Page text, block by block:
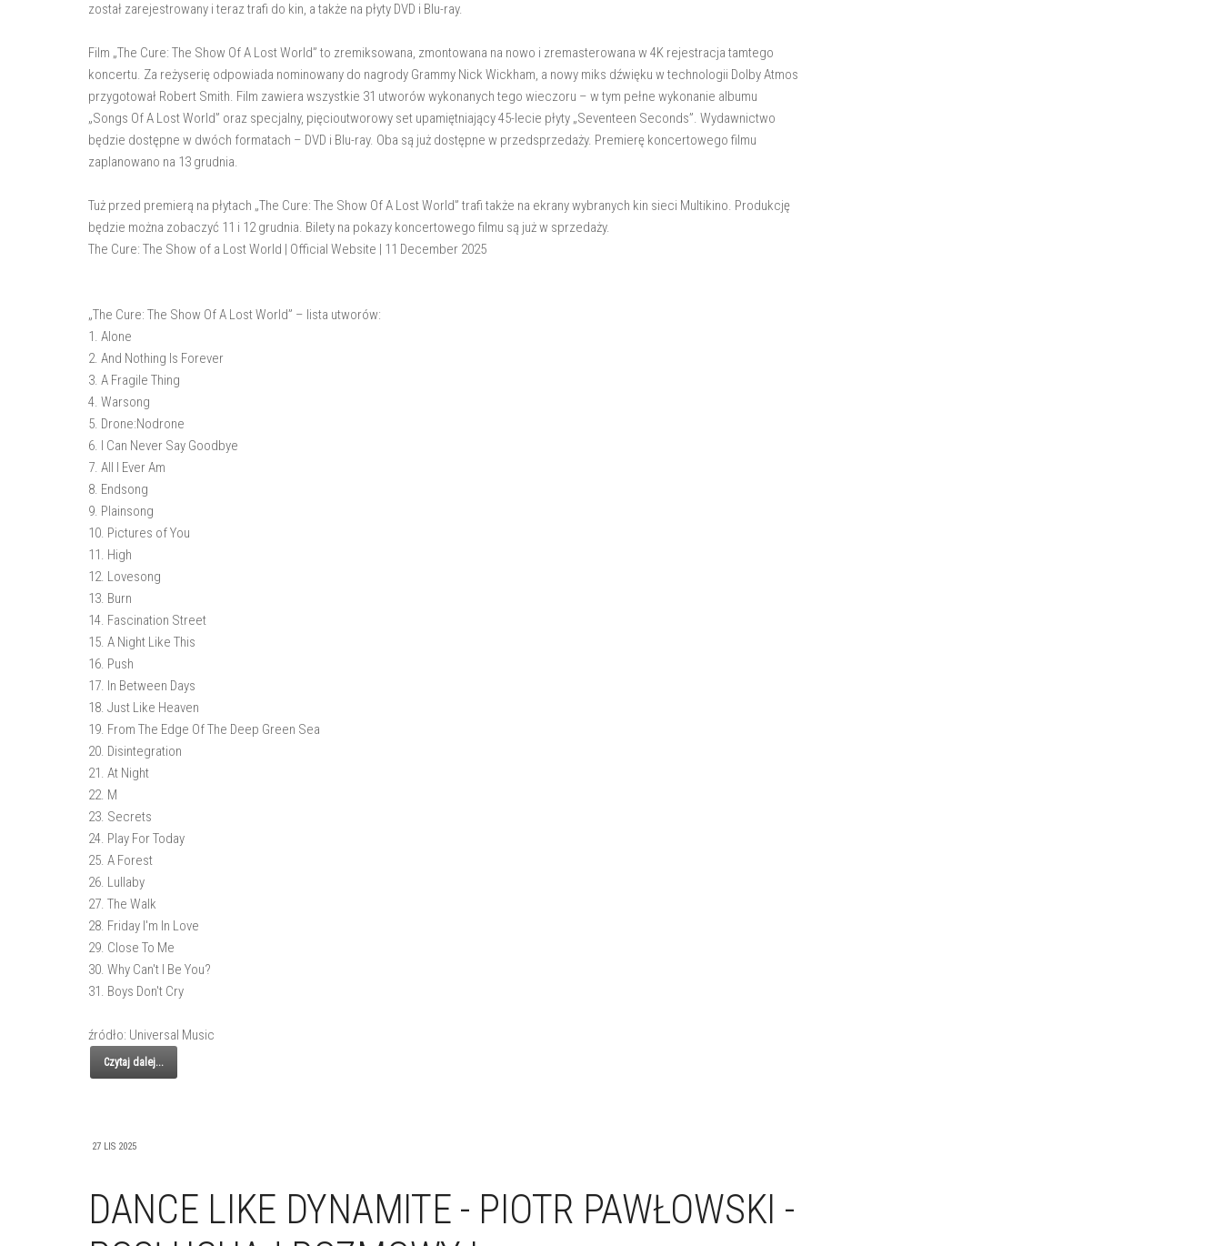
został zarejestrowany i teraz trafi do kin, a także na płyty DVD i Blu-ray.
Film „The Cure: The Show Of A Lost World” to zremiksowana, zmontowana na nowo i zremasterowana w 4K rejestracja tamtego
koncertu. Za reżyserię odpowiada nominowany do nagrody Grammy Nick Wickham, a nowy miks dźwięku w technologii Dolby Atmos
przygotował Robert Smith. Film zawiera wszystkie 31 utworów wykonanych tego wieczoru – w tym pełne wykonanie albumu
„Songs Of A Lost World” oraz specjalny, pięcioutworowy set upamiętniający 45-lecie płyty „Seventeen Seconds”. Wydawnictwo
będzie dostępne w dwóch formatach – DVD i Blu-ray. Oba są już dostępne w przedsprzedaży. Premierę koncertowego filmu
zaplanowano na 13 grudnia.
Tuż przed premierą na płytach „The Cure: The Show Of A Lost World” trafi także na ekrany wybranych kin sieci Multikino. Produkcję
będzie można zobaczyć 11 i 12 grudnia. Bilety na pokazy koncertowego filmu są już w sprzedaży.
The Cure: The Show of a Lost World | Official Website | 11 December 2025
„The Cure: The Show Of A Lost World” – lista utworów:
1. Alone
2. And Nothing Is Forever
3. A Fragile Thing
4. Warsong
5. Drone:Nodrone
6. I Can Never Say Goodbye
7. All I Ever Am
8. Endsong
9. Plainsong
10. Pictures of You
11. High
12. Lovesong
13. Burn
14. Fascination Street
15. A Night Like This
16. Push
17. In Between Days
18. Just Like Heaven
19. From The Edge Of The Deep Green Sea
20. Disintegration
21. At Night
22. M
23. Secrets
24. Play For Today
25. A Forest
26. Lullaby
27. The Walk
28. Friday I'm In Love
29. Close To Me
30. Why Can't I Be You?
31. Boys Don't Cry
źródło: Universal Music
Czytaj dalej...
27 LIS 2025
DANCE LIKE DYNAMITE - PIOTR PAWŁOWSKI -